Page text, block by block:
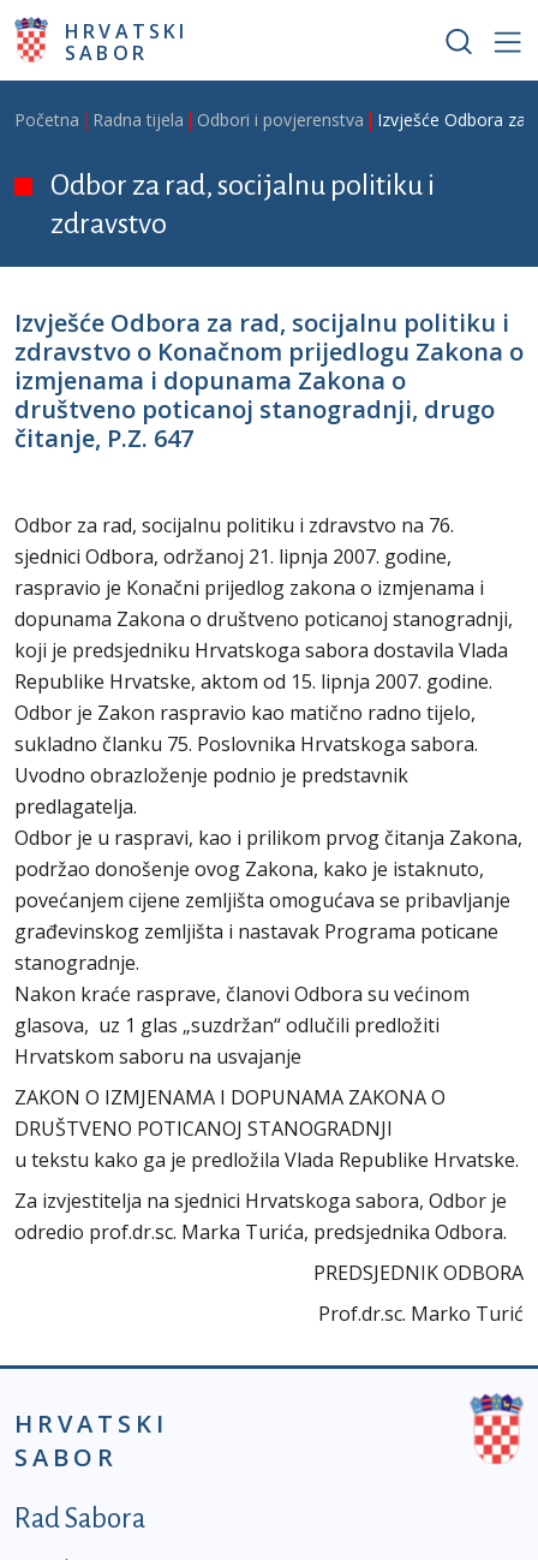
Skoči na glavni sadržaj
HRVATSKI
SABOR
Breadcrumb
Početna Radna tijela Odbori i povjerenstva Izvješće Odbora za
Odbor za rad, socijalnu politiku i
zdravstvo
Izvješće Odbora za rad, socijalnu politiku i
zdravstvo o Konačnom prijedlogu Zakona o
izmjenama i dopunama Zakona o
društveno poticanoj stanogradnji, drugo
čitanje, P.Z. 647
Odbor za rad, socijalnu politiku i zdravstvo na 76.
sjednici Odbora, održanoj 21. lipnja 2007. godine,
raspravio je Konačni prijedlog zakona o izmjenama i
dopunama Zakona o društveno poticanoj stanogradnji,
koji je predsjedniku Hrvatskoga sabora dostavila Vlada
Republike Hrvatske, aktom od 15. lipnja 2007. godine.
Odbor je Zakon raspravio kao matično radno tijelo,
sukladno članku 75. Poslovnika Hrvatskoga sabora.
Uvodno obrazloženje podnio je predstavnik
predlagatelja.
Odbor je u raspravi, kao i prilikom prvog čitanja Zakona,
podržao donošenje ovog Zakona, kako je istaknuto,
povećanjem cijene zemljišta omogućava se pribavljanje
građevinskog zemljišta i nastavak Programa poticane
stanogradnje.
Nakon kraće rasprave, članovi Odbora su većinom
glasova, uz 1 glas „suzdržan“ odlučili predložiti
Hrvatskom saboru na usvajanje
ZAKON O IZMJENAMA I DOPUNAMA ZAKONA O
DRUŠTVENO POTICANOJ STANOGRADNJI
u tekstu kako ga je predložila Vlada Republike Hrvatske.
Za izvjestitelja na sjednici Hrvatskoga sabora, Odbor je
odredio prof.dr.sc. Marka Turića, predsjednika Odbora.
PREDSJEDNIK ODBORA
Prof.dr.sc. Marko Turić
HRVATSKI
SABOR
Podnožje prvi izbornik
Rad Sabora